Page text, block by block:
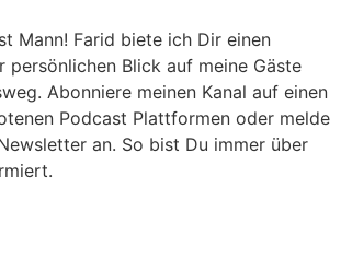
Mann! Farid biete ich Dir einen
persönlichen Blick auf meine Gäste
Abonniere meinen Kanal auf einen
Podcast Plattformen oder melde
an. So bist Du immer über